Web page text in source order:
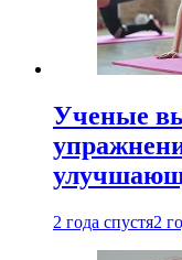
Ученые
2 года спустя2